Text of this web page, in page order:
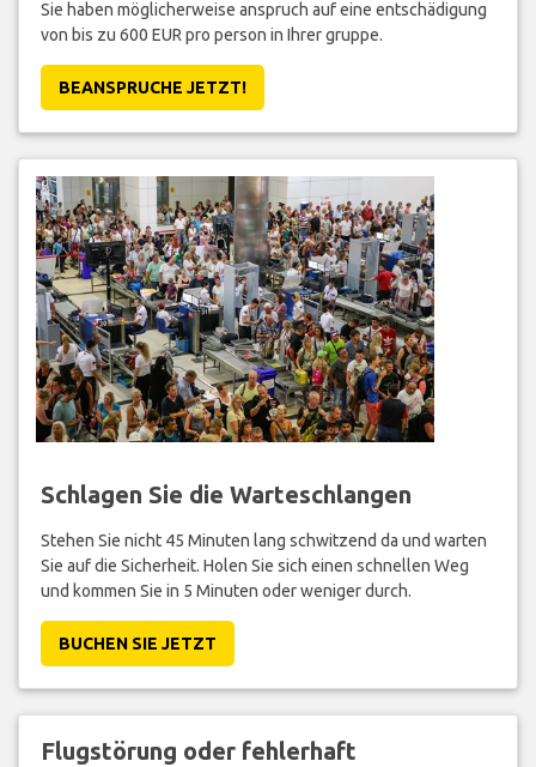
Sie haben möglicherweise anspruch auf eine entschädigung
von bis zu 600 EUR pro person in Ihrer gruppe.
BEANSPRUCHE JETZT!
Schlagen Sie die Warteschlangen
Stehen Sie nicht 45 Minuten lang schwitzend da und warten
Sie auf die Sicherheit. Holen Sie sich einen schnellen Weg
und kommen Sie in 5 Minuten oder weniger durch.
BUCHEN SIE JETZT
Flugstörung oder fehlerhaft